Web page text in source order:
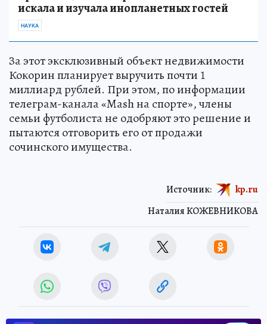
искала и изучала инопланетных гостей
НАУКА
За этот эксклюзивный объект недвижимости
Кокорин планирует выручить почти 1
миллиард рублей. При этом, по информации
телеграм-канала «Mash на спорте», члены
семьи футболиста не одобряют это решение и
пытаются отговорить его от продажи
сочинского имущества.
Наталия КОЖЕВНИКОВА
Источник: kp.ru